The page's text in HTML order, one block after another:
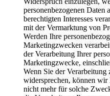
personenbezogenen Daten
berechtigten Interesses
mit der Vermarktung von
Werden Ihre
Marketingzwecken
der Verarbeitung Ihrer
Marketingzwecke,
Wenn Sie der
widersprechen, können wir
nicht mehr für solche